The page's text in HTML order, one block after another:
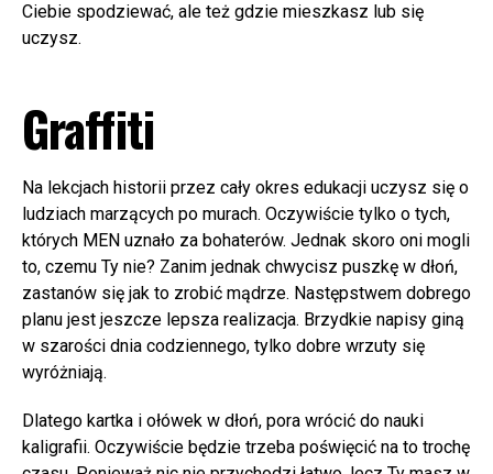
Ciebie spodziewać, ale też gdzie mieszkasz lub się
uczysz.
Graffiti
Na lekcjach historii przez cały okres edukacji uczysz się o
ludziach marzących po murach. Oczywiście tylko o tych,
których MEN uznało za bohaterów. Jednak skoro oni mogli
to, czemu Ty nie? Zanim jednak chwycisz puszkę w dłoń,
zastanów się jak to zrobić mądrze. Następstwem dobrego
planu jest jeszcze lepsza realizacja. Brzydkie napisy giną
w szarości dnia codziennego, tylko dobre wrzuty się
wyróżniają.
Dlatego kartka i ołówek w dłoń, pora wrócić do nauki
kaligrafii. Oczywiście będzie trzeba poświęcić na to trochę